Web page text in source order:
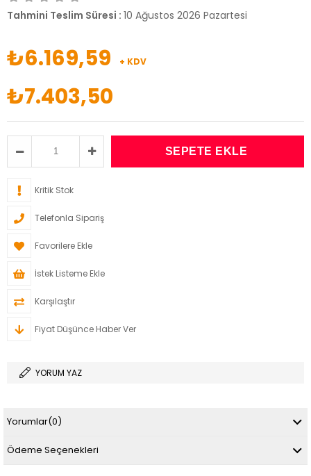
Tahmini Teslim Süresi : 10 Ağustos 2026 Pazartesi
₺6.169,59 + KDV
₺7.403,50
Kritik Stok
Telefonla Sipariş
Favorilere Ekle
İstek Listeme Ekle
Karşılaştır
Fiyat Düşünce Haber Ver
YORUM YAZ
Yorumlar(0)
Ödeme Seçenekleri